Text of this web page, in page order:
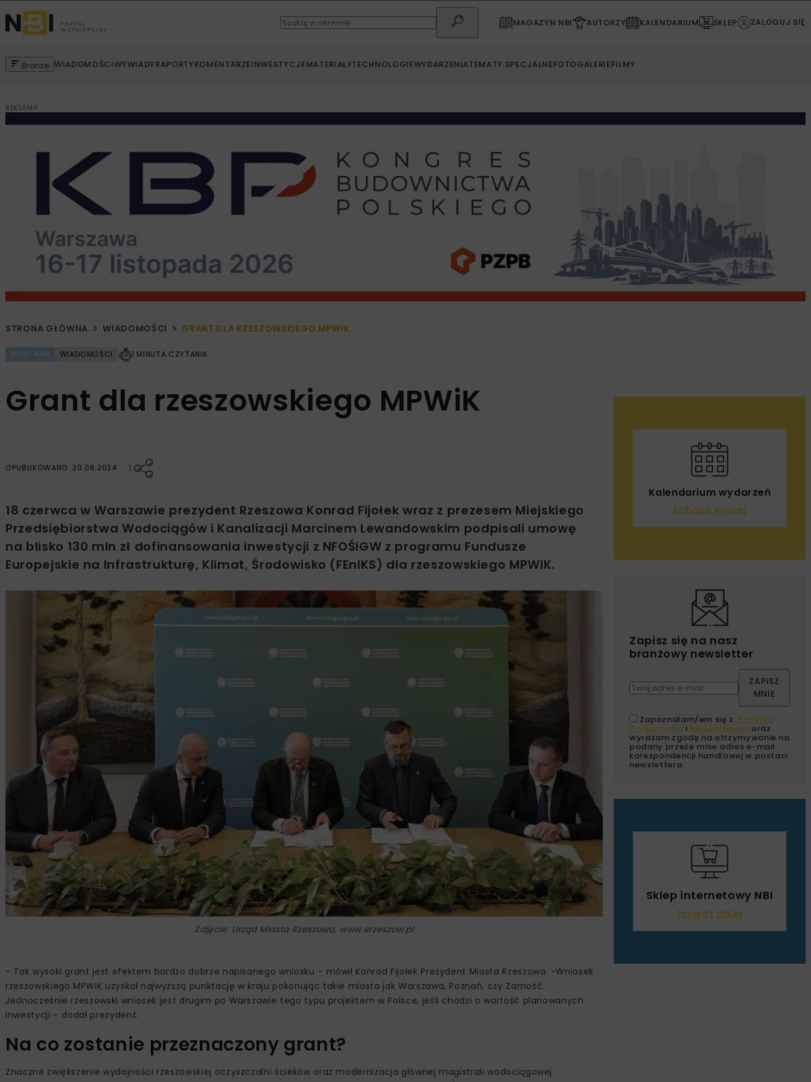
MAGAZYN NBI AUTORZY KALENDARIUM SKLEP ZALOGUJ SIĘ
Branże WIADOMOŚCIWYWIADYRAPORTYKOMENTARZEINWESTYCJEMATERIAŁYTECHNOLOGIEWYDARZENIATEMATY SPECJALNEFOTOGALERIEFILMY
REKLAMA
STRONA GŁÓWNA WIADOMOŚCI GRANT DLA RZESZOWSKIEGO MPWIK
WOD-KAN WIADOMOŚCI 1 MINUTA CZYTANIA
Grant dla rzeszowskiego MPWiK
OPUBLIKOWANO: 20.06.2024
18 czerwca w Warszawie prezydent Rzeszowa Konrad Fijołek wraz z prezesem Miejskiego
Przedsiębiorstwa Wodociągów i Kanalizacji Marcinem Lewandowskim podpisali umowę
na blisko 130 mln zł dofinansowania inwestycji z NFOŚiGW z programu Fundusze
Europejskie na Infrastrukturę, Klimat, Środowisko (FEnIKS) dla rzeszowskiego MPWiK.
Zdjęcie: Urząd Miasta Rzeszowa, www.erzeszow.pl
- Tak wysoki grant jest efektem bardzo dobrze napisanego wniosku – mówił Konrad Fijołek Prezydent Miasta Rzeszowa. -Wniosek
rzeszowskiego MPWiK uzyskał najwyższą punktację w kraju pokonując takie miasta jak Warszawa, Poznań, czy Zamość.
Jednocześnie rzeszowski wniosek jest drugim po Warszawie tego typu projektem w Polsce, jeśli chodzi o wartość planowanych
inwestycji – dodał prezydent.
Na co zostanie przeznaczony grant?
Znaczne zwiększenie wydajności rzeszowskiej oczyszczalni ścieków oraz modernizacja głównej magistrali wodociągowej
Kalendarium wydarzeń
Zobacz więcej
Zapisz się na nasz
branżowy newsletter
ZAPISZ
MNIE
Zapoznałam/em się z Polityką
Prywatności i Regulaminem oraz
wyrażam zgodę na otrzymywanie na
podany przeze mnie adres e-mail
korespondencji handlowej w postaci
newslettera.
Sklep internetowy NBI
Przejdź dalej